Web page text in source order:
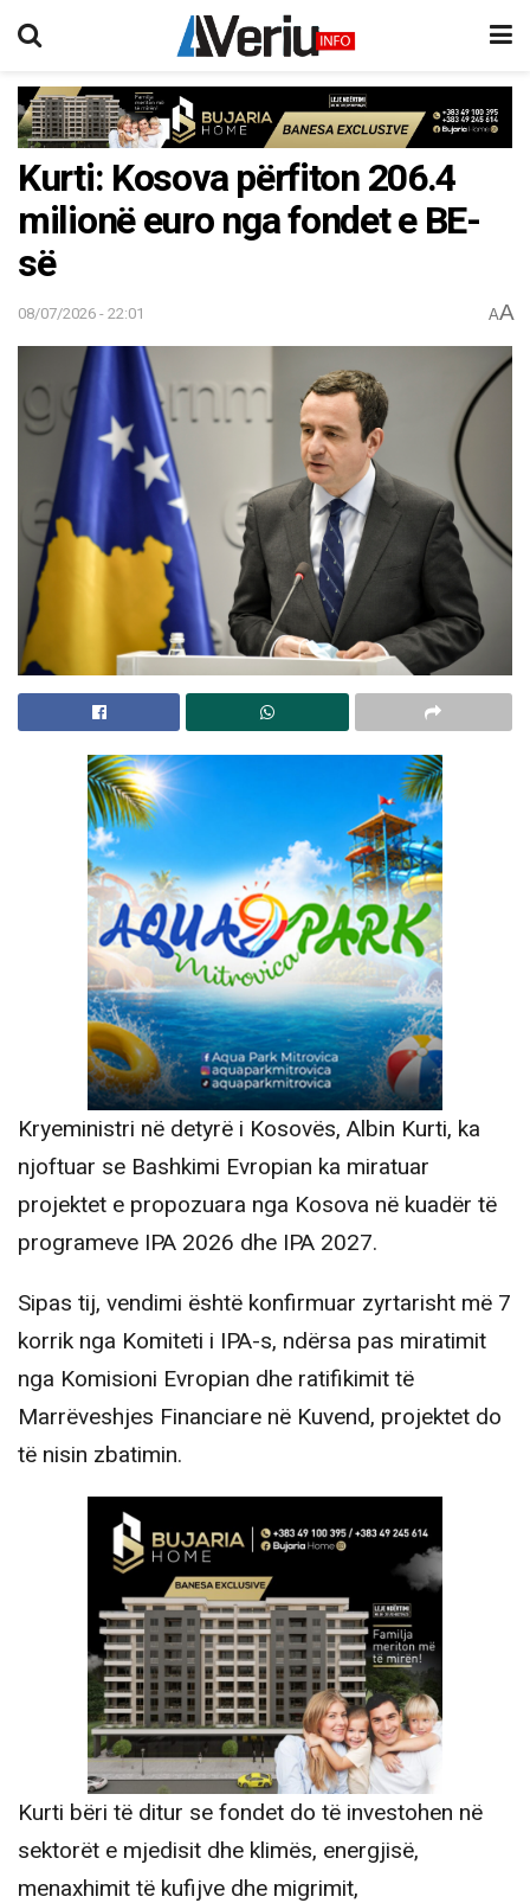
Kurti: Kosova përfiton 206.4
milionë euro nga fondet e BE-
së
08/07/2026 - 22:01 AA
Kryeministri në detyrë i Kosovës, Albin Kurti, ka
njoftuar se Bashkimi Evropian ka miratuar
projektet e propozuara nga Kosova në kuadër të
programeve IPA 2026 dhe IPA 2027.
Sipas tij, vendimi është konfirmuar zyrtarisht më 7
korrik nga Komiteti i IPA-s, ndërsa pas miratimit
nga Komisioni Evropian dhe ratifikimit të
Marrëveshjes Financiare në Kuvend, projektet do
të nisin zbatimin.
Kurti bëri të ditur se fondet do të investohen në
sektorët e mjedisit dhe klimës, energjisë,
menaxhimit të kufijve dhe migrimit,